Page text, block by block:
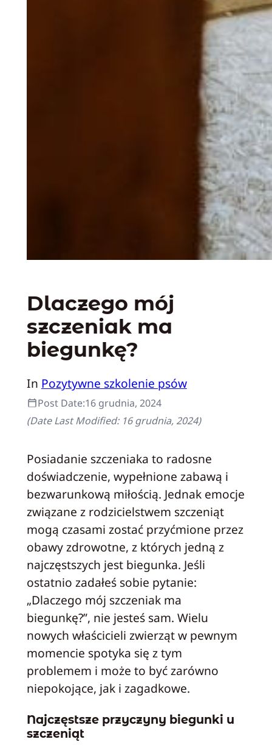
Dlaczego mój
szczeniak ma
biegunkę?
In Pozytywne szkolenie psów
Post Date:16 grudnia, 2024
(Date Last Modified: 16 grudnia, 2024)
Posiadanie szczeniaka to radosne
doświadczenie, wypełnione zabawą i
bezwarunkową miłością. Jednak emocje
związane z rodzicielstwem szczeniąt
mogą czasami zostać przyćmione przez
obawy zdrowotne, z których jedną z
najczęstszych jest biegunka. Jeśli
ostatnio zadałeś sobie pytanie:
„Dlaczego mój szczeniak ma
biegunkę?”, nie jesteś sam. Wielu
nowych właścicieli zwierząt w pewnym
momencie spotyka się z tym
problemem i może to być zarówno
niepokojące, jak i zagadkowe.
Najczęstsze przyczyny biegunki u
szczeniąt